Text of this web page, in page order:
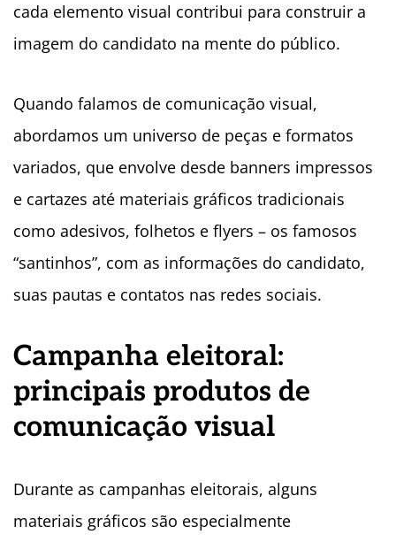
cada elemento visual contribui para construir a
imagem do candidato na mente do público.
Quando falamos de comunicação visual,
abordamos um universo de peças e formatos
variados, que envolve desde banners impressos
e cartazes até materiais gráficos tradicionais
como adesivos, folhetos e flyers – os famosos
“santinhos”, com as informações do candidato,
suas pautas e contatos nas redes sociais.
Campanha eleitoral:
principais produtos de
comunicação visual
Durante as campanhas eleitorais, alguns
materiais gráficos são especialmente